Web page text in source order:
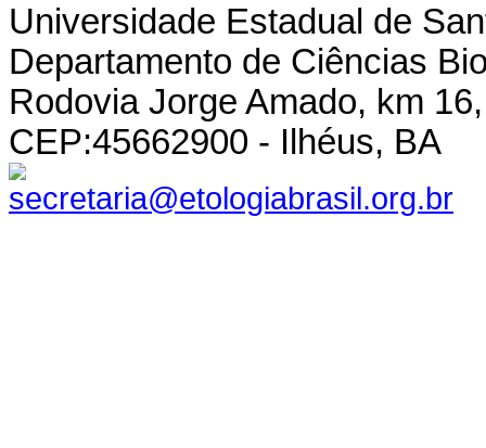
Universidade Estadual de
Departamento de Ciências
Rodovia Jorge Amado, km
CEP:45662900 - Ilhéus, BA
secretaria@etologiabrasil.org.br